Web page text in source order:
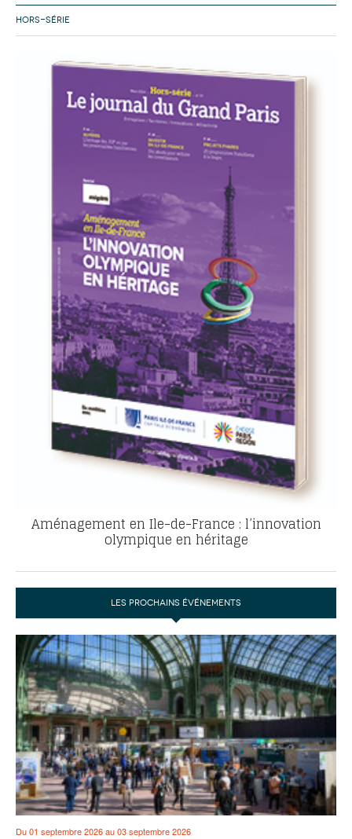
HORS-SÉRIE
Aménagement en Ile-de-France : l’innovation
olympique en héritage
LES PROCHAINS ÉVÉNEMENTS
Du 01 septembre 2026 au 03 septembre 2026